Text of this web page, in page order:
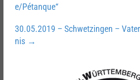
e/Pétanque“
30.05.2019 – Schwetzingen –
nis →